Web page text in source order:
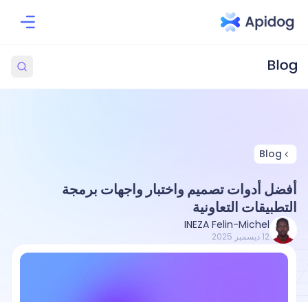
Blog
أفضل أدوات تصميم واختبار واجهات برمجة
التطبيقات التعاونية
INEZA Felin-Michel
12 ديسمبر 2025